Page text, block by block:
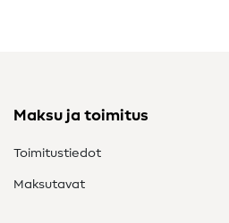
Maksu ja toimitus
Toimitustiedot
Maksutavat